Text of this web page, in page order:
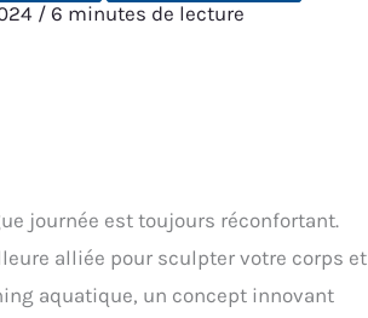
/6 minutes de lecture
journée est toujours réconfortant.
alliée pour sculpter votre corps et
aquatique, un concept innovant